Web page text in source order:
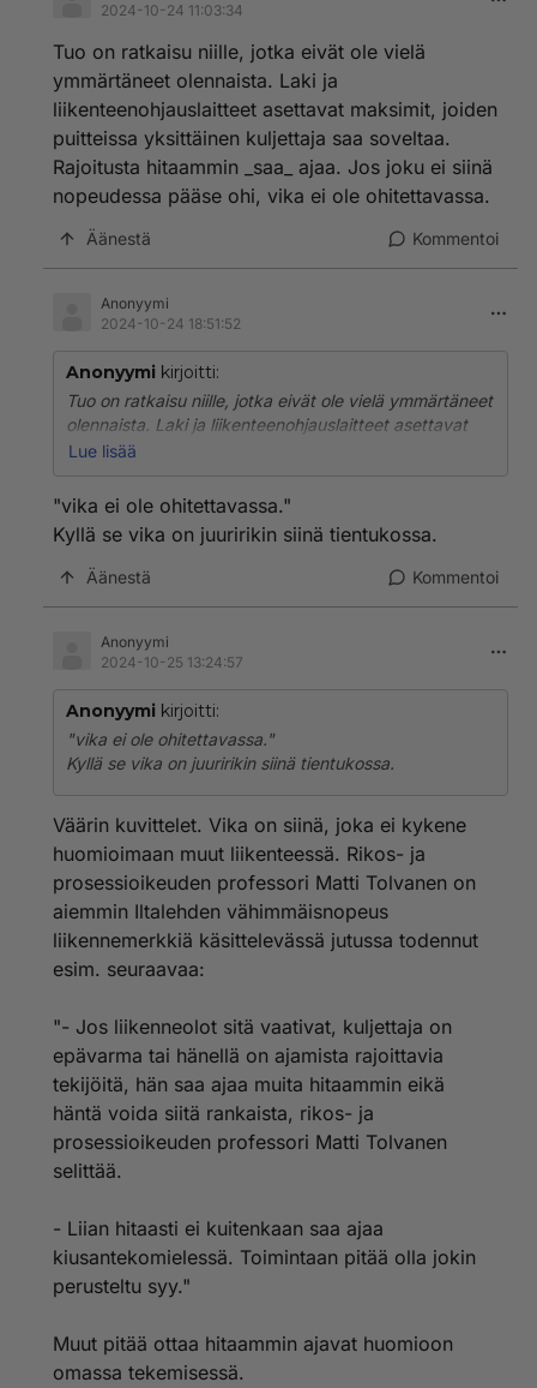
2024-10-24 11:03:34
Tuo on ratkaisu niille, jotka eivät ole vielä
ymmärtäneet olennaista. Laki ja
liikenteenohjauslaitteet asettavat maksimit, joiden
puitteissa yksittäinen kuljettaja saa soveltaa.
Rajoitusta hitaammin _saa_ ajaa. Jos joku ei siinä
nopeudessa pääse ohi, vika ei ole ohitettavassa.
Äänestä Kommentoi
Anonyymi
2024-10-24 18:51:52
Anonyymi kirjoitti:
Tuo on ratkaisu niille, jotka eivät ole vielä ymmärtäneet
olennaista. Laki ja liikenteenohjauslaitteet asettavat
maksimit, joiden puitteissa yksittäinen kuljettaja saa
siinä nopeudessa pääse ohi, vika ei ole ohitettavassa.
Lue lisää
"vika ei ole ohitettavassa."
Kyllä se vika on juuririkin siinä tientukossa.
Äänestä Kommentoi
Anonyymi
2024-10-25 13:24:57
Anonyymi kirjoitti:
"vika ei ole ohitettavassa."
Kyllä se vika on juuririkin siinä tientukossa.
Väärin kuvittelet. Vika on siinä, joka ei kykene
huomioimaan muut liikenteessä. Rikos- ja
prosessioikeuden professori Matti Tolvanen on
aiemmin Iltalehden vähimmäisnopeus
liikennemerkkiä käsittelevässä jutussa todennut
esim. seuraavaa:
"- Jos liikenneolot sitä vaativat, kuljettaja on
epävarma tai hänellä on ajamista rajoittavia
tekijöitä, hän saa ajaa muita hitaammin eikä
häntä voida siitä rankaista, rikos- ja
prosessioikeuden professori Matti Tolvanen
selittää.
- Liian hitaasti ei kuitenkaan saa ajaa
kiusantekomielessä. Toimintaan pitää olla jokin
perusteltu syy."
Muut pitää ottaa hitaammin ajavat huomioon
omassa tekemisessä.